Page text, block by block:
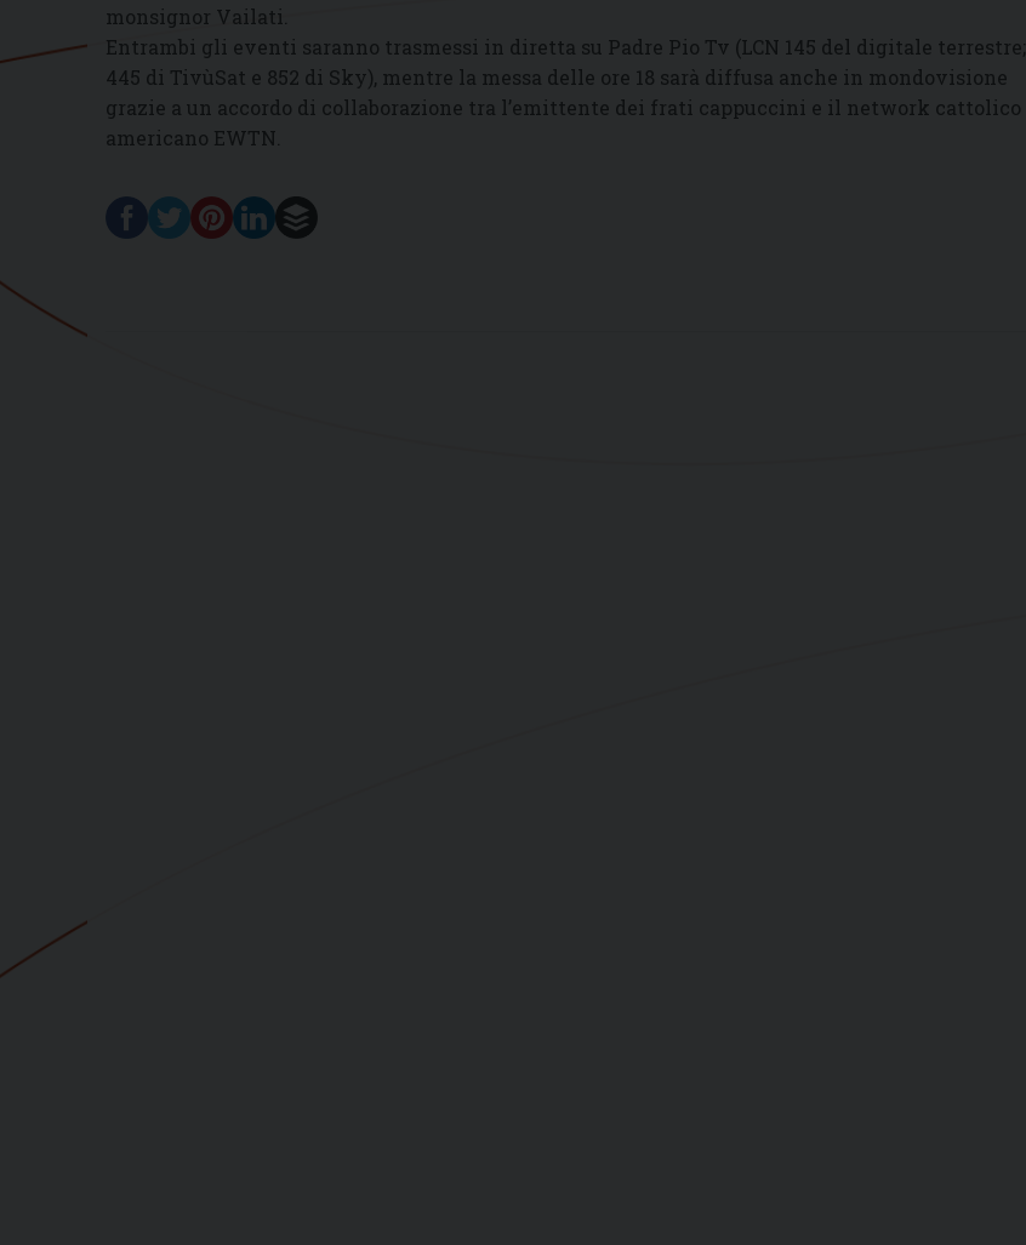
monsignor Vailati.
Entrambi gli eventi saranno trasmessi in diretta su Padre Pio Tv (LCN 145 del digitale terrestre;
445 di TivùSat e 852 di Sky), mentre la messa delle ore 18 sarà diffusa anche in mondovisione
grazie a un accordo di collaborazione tra l’emittente dei frati cappuccini e il network cattolico
americano EWTN.